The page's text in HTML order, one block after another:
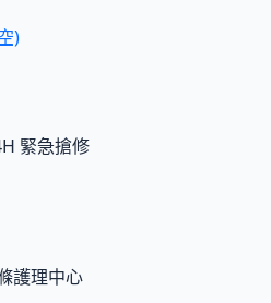
)
緊急搶修
護理中心